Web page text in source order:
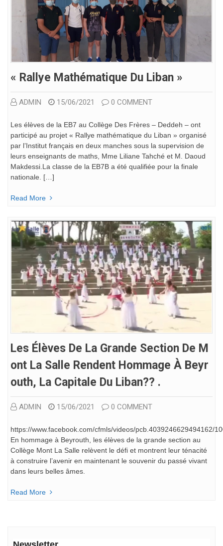
« Rallye Mathématique Du Liban »
ADMIN 15/06/2021 0 COMMENT
Les élèves de la EB7 au Collège Des Frères – Deddeh – ont
participé au projet « Rallye mathématique du Liban » organisé
par l’Institut français en deux manches sous la supervision de
leurs enseignants de maths, Mme Liliane Tahché et M. Daoud
Makdessi.La classe de la EB7B a été qualifiée pour la finale
nationale. […]
Read More
Les Élèves De La Grande Section De M
Ont La Salle Rendent Hommage À Beyr
Outh, La Capitale Du Liban?? .
ADMIN 15/06/2021 0 COMMENT
https://www.facebook.com/cfmls/videos/pcb.4039246629494162/
En hommage à Beyrouth, les élèves de la grande section au
Collège Mont La Salle relèvent le défi et montrent leur ténacité
à construire l’avenir en maintenant le souvenir du passé vivant
dans leurs belles âmes.
Read More